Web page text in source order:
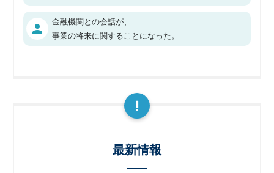
person
金融機関との会話が、
事業の将来に関することになった。
最新情報